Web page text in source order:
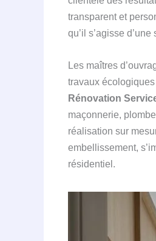
transparent et
qu’il s’agisse
Les maîtres
travaux
Rénovation
maçonnerie,
réalisation sur
embellissement,
résidentiel.